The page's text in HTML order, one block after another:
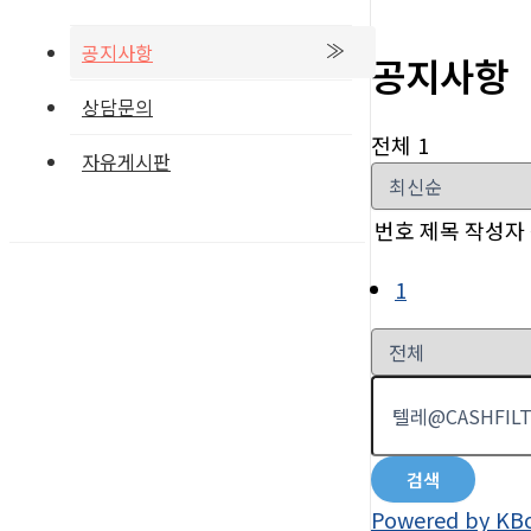
공지사항
상담문의
자유게시판
공지사항
전체 1
번호제목 작성자
1
검색
Powered by